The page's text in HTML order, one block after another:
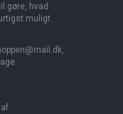
gøre, hvad
muligt.